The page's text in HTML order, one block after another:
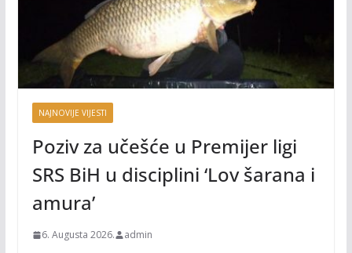
NAJNOVIJE VIJESTI
Poziv za učešće u Premijer ligi
SRS BiH u disciplini ‘Lov šarana i
amura’
6. Augusta 2026. admin